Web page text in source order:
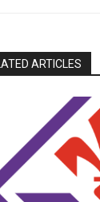
ARTICLES